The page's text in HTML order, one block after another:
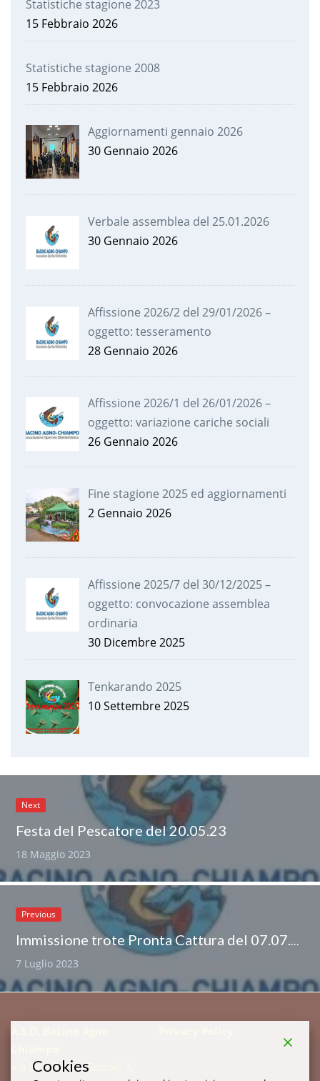
Statistiche stagione 2023
15 Febbraio 2026
Statistiche stagione 2008
15 Febbraio 2026
Aggiornamenti gennaio 2026
30 Gennaio 2026
Verbale assemblea del 25.01.2026
30 Gennaio 2026
Affissione 2026/2 del 29/01/2026 –
oggetto: tesseramento
28 Gennaio 2026
Affissione 2026/1 del 26/01/2026 –
oggetto: variazione cariche sociali
26 Gennaio 2026
Fine stagione 2025 ed aggiornamenti
2 Gennaio 2026
Affissione 2025/7 del 30/12/2025 –
oggetto: convocazione assemblea
ordinaria
30 Dicembre 2025
Tenkarando 2025
10 Settembre 2025
Next
Festa del Pescatore del 20.05.23
18 Maggio 2023
Previous
Immissione trote Pronta Cattura del 07.07.2023 e 21.07.2023
7 Luglio 2023
Via Don Enrico Tazzoli, 3,
Cookies